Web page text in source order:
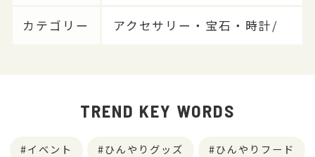
カテゴリー アクセサリー・宝石・時計/
TREND KEY WORDS
イベント ひんやりグッズ ひんやりフード